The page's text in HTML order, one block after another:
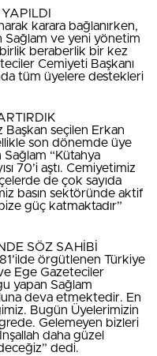
karara bağlanırken,
Sağlam ve yeni yönetim
beraberlik bir kez
Cemiyeti Başkanı
tüm üyelere destekleri
Başkan seçilen Erkan
son dönemde üye
Sağlam “Kütahya
70’i aştı. Cemiyetimiz
de çok sayıda
basın sektöründe aktif
güç katmaktadır”
SÖZ SAHİBİ
örgütlenen Türkiye
Ege Gazeteciler
yapan Sağlam
deva etmektedir. En
Bugün Üyelerimizin
Gelemeyen bizleri
daha güzel
dedi.